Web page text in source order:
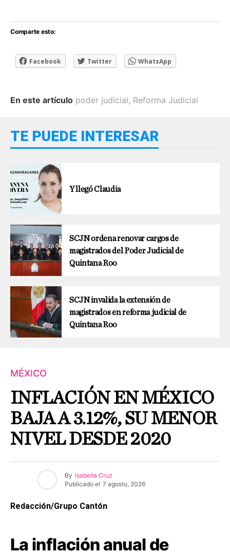
Comparte esto:
Facebook Twitter WhatsApp
En este artículo poder judicial, Reforma Judicial
TE PUEDE INTERESAR
Y llegó Claudia
SCJN ordena renovar cargos de
magistrados del Poder Judicial de
Quintana Roo
SCJN invalida la extensión de
magistrados en reforma judicial de
Quintana Roo
MÉXICO
INFLACIÓN EN MÉXICO
BAJA A 3.12%, SU MENOR
NIVEL DESDE 2020
By Isabella Cruz
Publicado el 7 agosto, 2026
Redacción/Grupo Cantón
La inflación anual de